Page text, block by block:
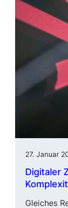
27. Januar
Digitaler
Gleiches